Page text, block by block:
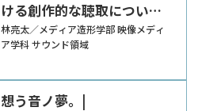
ける創作的な聴取について
の探究
林亮太／メディア造形学部 映像メディ
ア学科 サウンド領域
想う音ノ夢。|